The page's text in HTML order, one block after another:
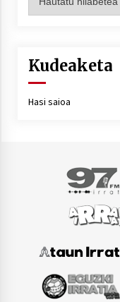
Kudeaketa
Hasi saioa